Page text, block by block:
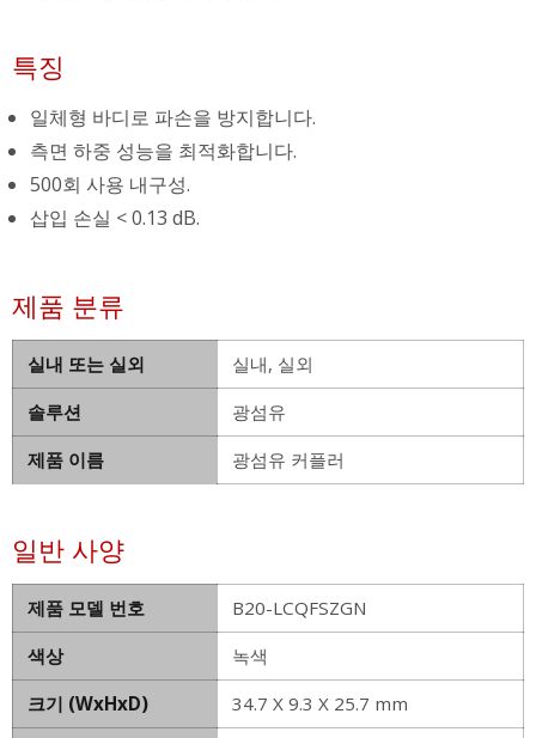
특징
일체형 바디로 파손을 방지합니다.
측면 하중 성능을 최적화합니다.
500회 사용 내구성.
삽입 손실 < 0.13 dB.
제품 분류
실내 또는 실외
실내, 실외
솔루션
광섬유
제품 이름
광섬유 커플러
일반 사양
제품 모델 번호
B20-LCQFSZGN
색상
녹색
크기 (WxHxD)
34.7 X 9.3 X 25.7 mm